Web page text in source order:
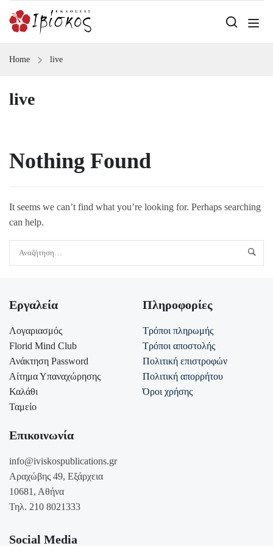
Home live
live
Nothing Found
It seems we can’t find what you’re looking for. Perhaps searching
can help.
Εργαλεία
Λογαριασμός
Florid Mind Club
Ανάκτηση Password
Αίτημα Υπαναχώρησης
Καλάθι
Ταμείο
Πληροφορίες
Τρόποι πληρωμής
Τρόποι αποστολής
Πολιτική επιστροφών
Πολιτική απορρήτου
Όροι χρήσης
Επικοινωνία
info@iviskospublications.gr
Αραχώβης 49, Εξάρχεια
10681, Αθήνα
Τηλ. 210 8021333
Social Media